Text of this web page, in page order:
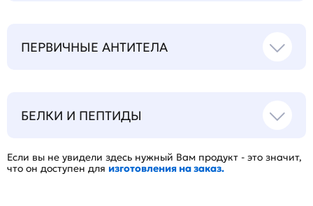
ПЕРВИЧНЫЕ АНТИТЕЛА
БЕЛКИ И ПЕПТИДЫ
Если вы не увидели здесь нужный Вам продукт - это значит,
что он доступен для изготовления на заказ.